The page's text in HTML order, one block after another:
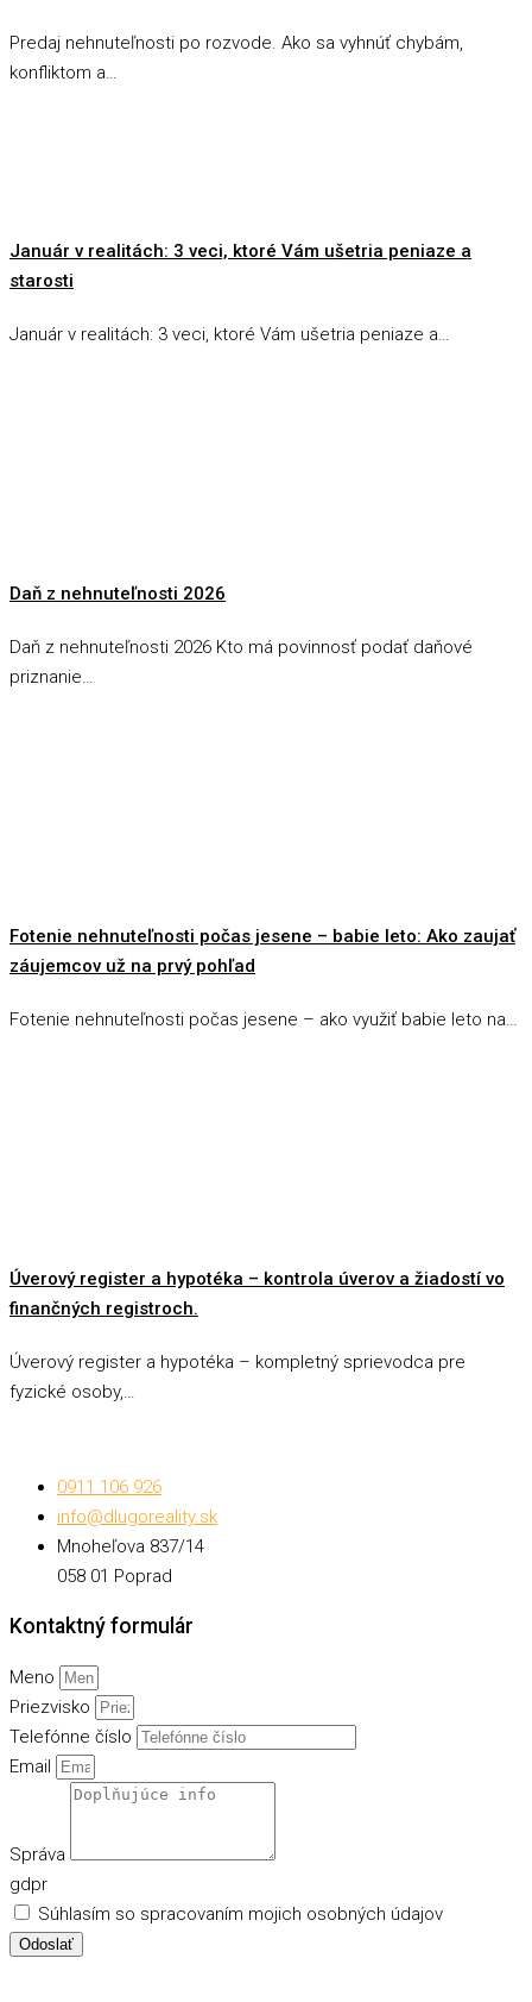
Predaj nehnuteľnosti po rozvode. Ako sa vyhnúť chybám,
konfliktom a…
Január v realitách: 3 veci, ktoré Vám ušetria peniaze a
starosti
Január v realitách: 3 veci, ktoré Vám ušetria peniaze a…
Daň z nehnuteľnosti 2026
Daň z nehnuteľnosti 2026 Kto má povinnosť podať daňové
priznanie…
Fotenie nehnuteľnosti počas jesene – babie leto: Ako zaujať
záujemcov už na prvý pohľad
Fotenie nehnuteľnosti počas jesene – ako využiť babie leto na…
Úverový register a hypotéka – kontrola úverov a žiadostí vo
finančných registroch.
Úverový register a hypotéka – kompletný sprievodca pre
fyzické osoby,…
0911 106 926
info@dlugoreality.sk
Mnoheľova 837/14
058 01 Poprad
Kontaktný formulár
Meno
Priezvisko
Telefónne číslo
Email
Správa
gdpr
Súhlasím so spracovaním mojich osobných údajov
Odoslať